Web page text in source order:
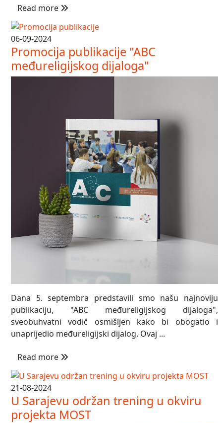
Read more
06-09-2024
Promocija publikacije "ABC
međureligijskog dijaloga"
Dana 5. septembra predstavili smo našu najnoviju
publikaciju, "ABC međureligijskog dijaloga",
sveobuhvatni vodič osmišljen kako bi obogatio i
unaprijedio međureligijski dijalog. Ovaj ...
Read more
21-08-2024
U Sarajevu održan trening u okviru
projekta MOST